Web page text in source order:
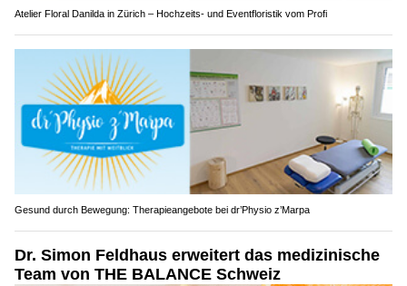
Atelier Floral Danilda in Zürich – Hochzeits- und Eventfloristik vom Profi
Gesund durch Bewegung: Therapieangebote bei dr’Physio z’Marpa
Dr. Simon Feldhaus erweitert das medizinische
Team von THE BALANCE Schweiz